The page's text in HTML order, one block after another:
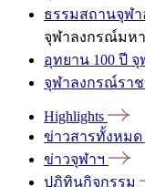
ธรรมสถานจุฬ
จุฬาลงกรณ์มห
อุทยาน 100 ปี จุ
จุฬาลงกรณ์รา
Highlights
ข่าวสารทั้งหมด
ข่าวจุฬาฯ
ปฏิทินกิจกรรม